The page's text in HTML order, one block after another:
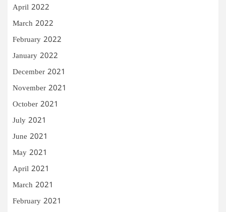
April 2022
March 2022
February 2022
January 2022
December 2021
November 2021
October 2021
July 2021
June 2021
May 2021
April 2021
March 2021
February 2021